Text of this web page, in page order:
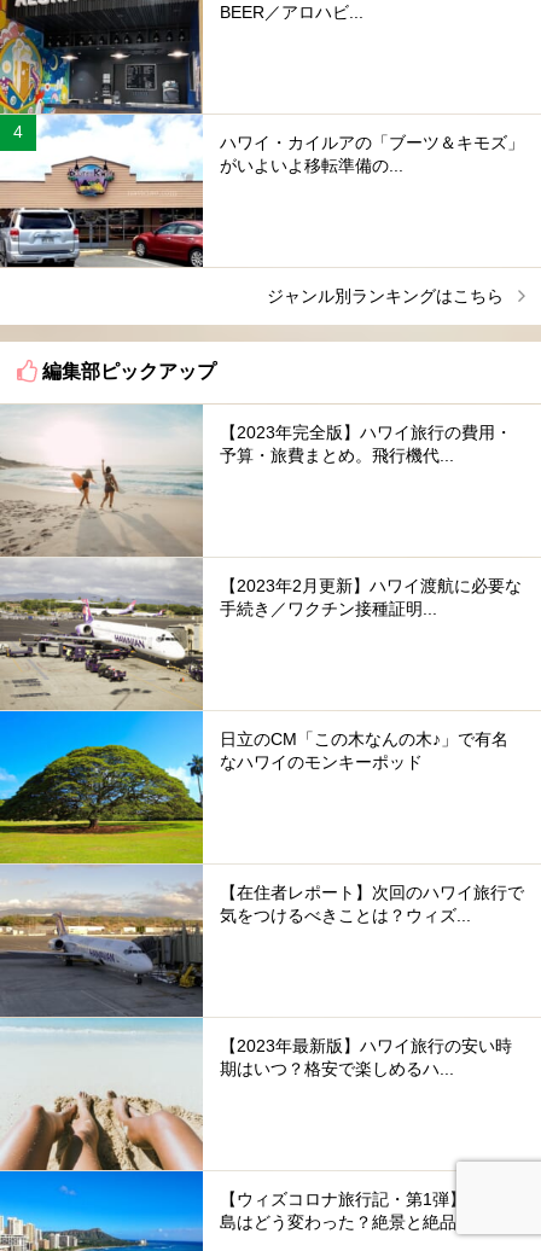
BEER／アロハビ...
ハワイ・カイルアの「ブーツ＆キモズ」
がいよいよ移転準備の...
ジャンル別ランキングはこちら
編集部ピックアップ
【2023年完全版】ハワイ旅行の費用・
予算・旅費まとめ。飛行機代...
【2023年2月更新】ハワイ渡航に必要な
手続き／ワクチン接種証明...
日立のCM「この木なんの木♪」で有名
なハワイのモンキーポッド
【在住者レポート】次回のハワイ旅行で
気をつけるべきことは？ウィズ...
【2023年最新版】ハワイ旅行の安い時
期はいつ？格安で楽しめるハ...
【ウィズコロナ旅行記・第1弾】オアフ
島はどう変わった？絶景と絶品...